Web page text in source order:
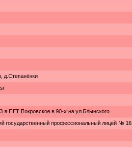
д.Степанёнки
в ПГТ Покровское в 90-х на ул.Блынского
государственный профессиональный лицей №